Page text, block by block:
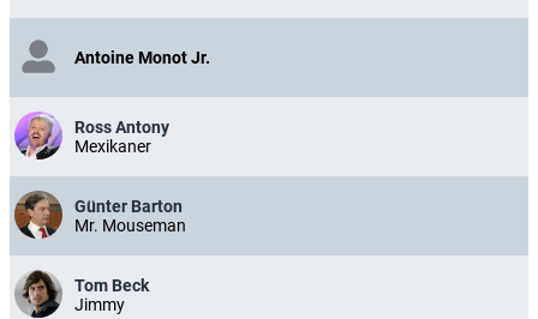
Antoine Monot Jr.
Ross Antony
Mexikaner
Günter Barton
Mr. Mouseman
Tom Beck
Jimmy